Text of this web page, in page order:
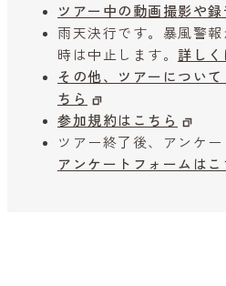
ツアー中の動画撮影や録
雨天決行です。暴風警
時は中止します。 詳しく
その他、ツアーについ
ちら
参加規約はこちら
ツアー終了後、アンケー
アンケートフォームはこ